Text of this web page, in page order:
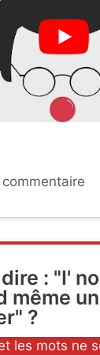
: "I'
même
?
les mots ne